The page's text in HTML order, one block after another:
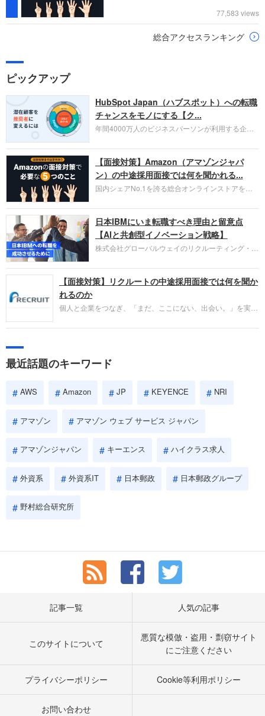
77,583 views
総合アクセスランキング
ピックアップ
HubSpot Japan（ハブスポット）への転職
チャンスをモノにする【ク...
年間4000万人のビジネスパーソンが利用する企業
お勧めするイチオシ企業をご紹介します。今回はク
ラウド型CRMプラットフォームを提供する
HubSpot Japan（ハブスポット・ジャパン）株式会
社です。採用面接対策の企業研究にご活用くださ
い。
【面接対策】Amazon（アマゾンジャパ
ン）の中途採用面接では何を聞かれる...
国内シェアNo.1を誇る総合オンラインストアを運
圧倒的な存在感を持つAmazon。中途採用面接では
過去の具体的な業務成果やリーダーシップの発揮、
失敗からの学びが重視され、人間性やカルチャーフ
ィットも評価対象となり、長期的に成長できる仲間
であるかを多角的に審査されます。
日本IBMにいま転職すべき理由と留意点
【AIと共創型イノベーション戦略】
株式会社グローバルウェイのリクルーティング・パ
パーソンが利用する企業口コミサイト「キャリコ
ネ」の転職エージェントがお勧めするイチオシ企業
IBMです。採用面接対策の企業研究にご活用くださ
い。
【面接対策】リクルートの中途採用面接では何を聞か
れるのか
個人と企業をつなぎ、「まだ、ここにない、出会い。」を実現
やこれまでの成果を具体的に問われるほか、「人間性」も評価
しょう。
最近話題のキーワード
AWS Amazon JP KEYENCE NRI
アマゾン アマゾン ウェブ サービス ジャパン
アマゾンジャパン キーエンス ハイクラス求人
外資系 外資系IT 日本郵政 日本郵政グループ
野村総合研究所
記事一覧 人気の記事
このサイトについて
悪質な模倣・盗用・剽窃サイト
にご注意ください
プライバシーポリシー Cookie等利用ポリシー
お問い合わせ